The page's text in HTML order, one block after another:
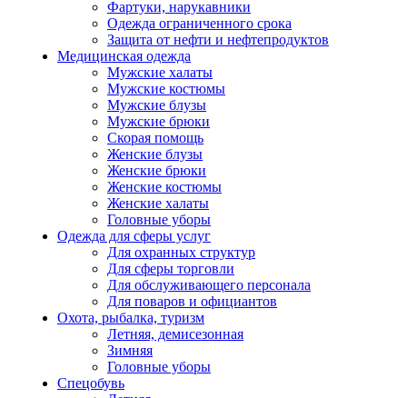
Фартуки, нарукавники
Одежда ограниченного срока
Защита от нефти и нефтепродуктов
Медицинская одежда
Мужские халаты
Мужские костюмы
Мужские блузы
Мужские брюки
Скорая помощь
Женские блузы
Женские брюки
Женские костюмы
Женские халаты
Головные уборы
Одежда для сферы услуг
Для охранных структур
Для сферы торговли
Для обслуживающего персонала
Для поваров и официантов
Охота, рыбалка, туризм
Летняя, демисезонная
Зимняя
Головные уборы
Спецобувь